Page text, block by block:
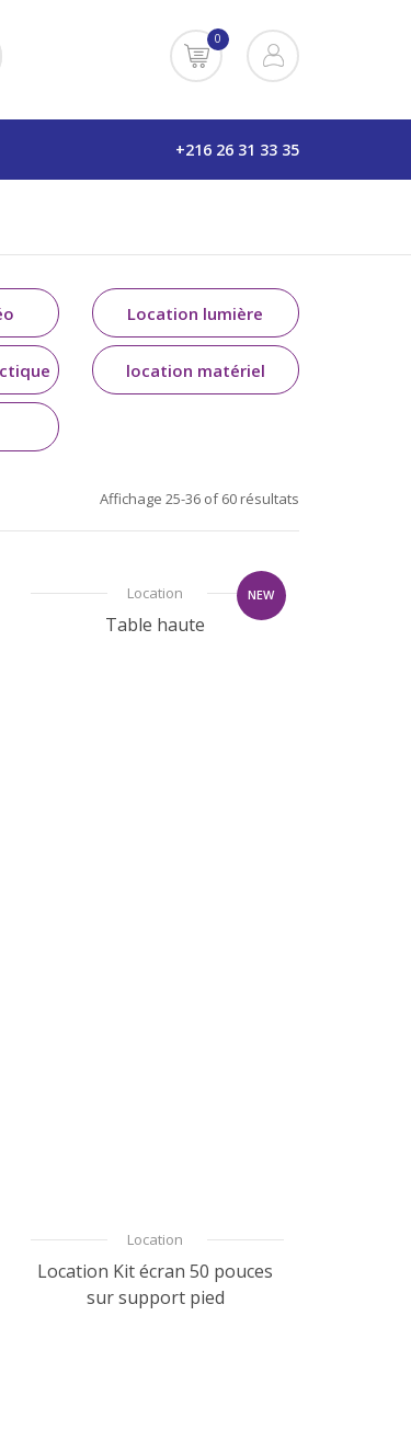
0
+216 26 31 33 35
Location lumière
location matériel
Affichage 25-36 of 60 résultats
NEW
Location
Table haute
Location
Location Kit écran 50 pouces
sur support pied